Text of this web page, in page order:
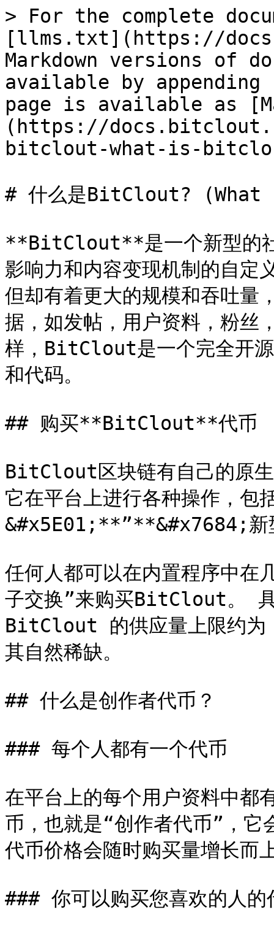
> For the complete
[llms.txt](https://
Markdown versions of
available by
page is available as
(https://
bitclout-what-is-
# 什么是BitClout?
**BitClout**是一个新型的社
影响力和内容变现机制的自定
但却有着更大的规模和吞吐量
据，如发帖，用户资料，粉丝
样，BitClout是一个完全开源
和代码。
## 购买**BitClout**代币
BitClout区块链有自己的原
它在平台上进行各种操作，包
&#x5E01;**”**&#x7684;新
任何人都可以在内置程序中在
子交换”来购买BitClout。
BitClout 的供应量上限约为
其自然稀缺。
## 什么是创作者代币？
### 每个人都有一个代币
在平台上的每个用户资料中都
币，也就是“创作者代币”，它
代币价格会随时购买量增长而
### 你可以购买您喜欢的人的